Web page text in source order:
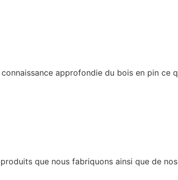
approfondie du bois en pin
que nous fabriquons ainsi que de